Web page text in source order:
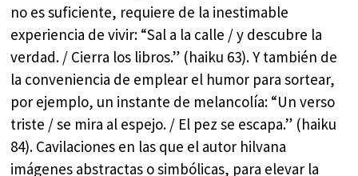
no es suficiente, requiere de la inestimable
experiencia de vivir: “Sal a la calle / y descubre la
verdad. / Cierra los libros.” (haiku 63). Y también de
la conveniencia de emplear el humor para sortear,
por ejemplo, un instante de melancolía: “Un verso
triste / se mira al espejo. / El pez se escapa.” (haiku
84). Cavilaciones en las que el autor hilvana
imágenes abstractas o simbólicas, para elevar la